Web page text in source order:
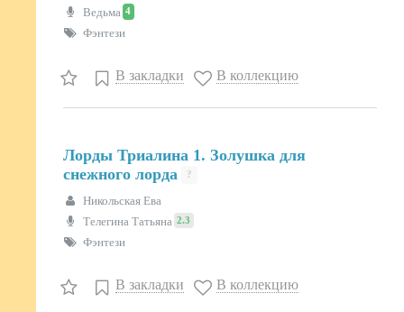
Ведьма 4
Фэнтези
В закладки В коллекцию
Лорды Триалина 1. Золушка для
снежного лорда
?
Никольская Ева
Телегина Татьяна 2.3
Фэнтези
В закладки В коллекцию